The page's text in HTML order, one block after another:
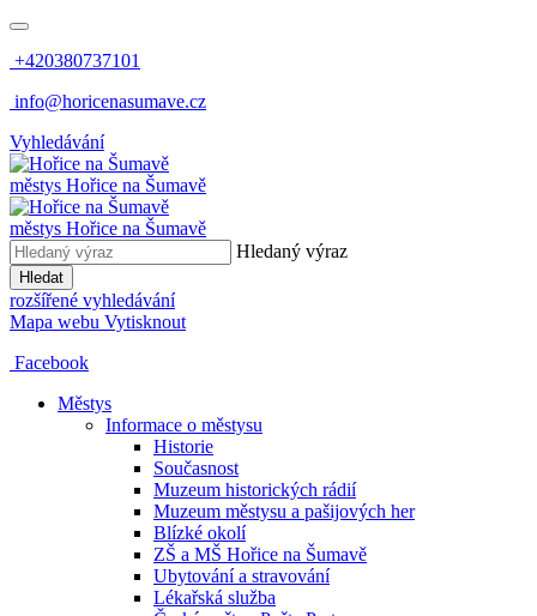
+420380737101
info@horicenasumave.cz
Vyhledávání
městys Hořice na Šumavě
městys Hořice na Šumavě
Hledaný výraz
Hledat
rozšířené vyhledávání
Mapa webu Vytisknout
Facebook
Městys
Informace o městysu
Historie
Současnost
Muzeum historických rádií
Muzeum městysu a pašijových her
Blízké okolí
ZŠ a MŠ Hořice na Šumavě
Ubytování a stravování
Lékařská služba